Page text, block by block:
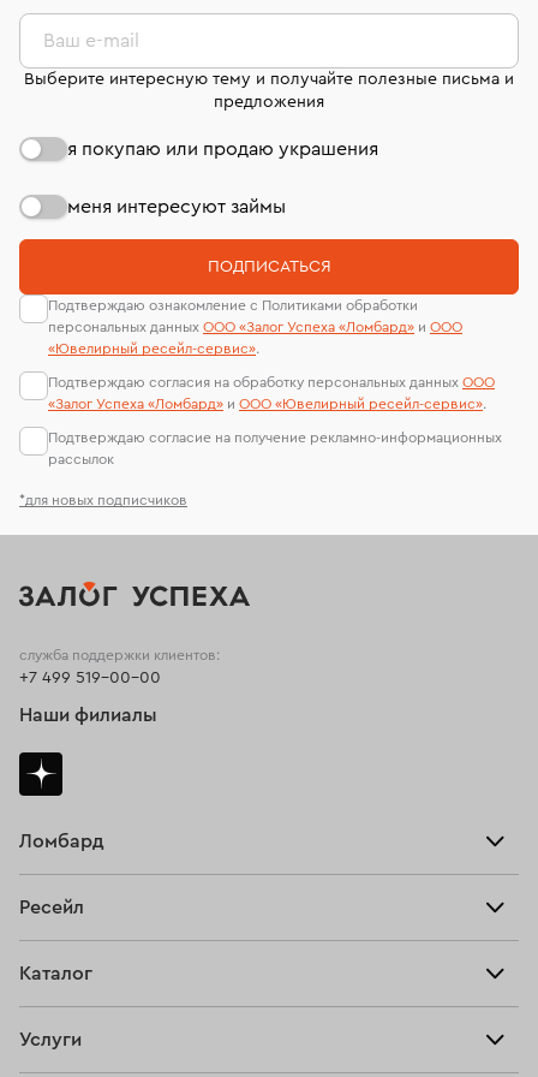
комиссионных украшений и часов смотрите на
странице«Возврат украшений»
лабораторий
*для новых подписчиков
Ваш e-mail
Выберите интересную тему и получайте полезные письма и
предложения
я покупаю или продаю украшения
меня интересуют займы
ПОДПИСАТЬСЯ
Подтверждаю ознакомление с Политиками обработки
персональных данных ООО «Залог Успеха «Ломбард» и ООО
«Ювелирный ресейл-сервиc».
Подтверждаю согласия на обработку персональных данных ООО
«Залог Успеха «Ломбард» и ООО «Ювелирный ресейл-сервиc».
Подтверждаю согласие на получение рекламно-информационных
рассылок
Ломбард
Тарифы
Ресейл
Купить
Каталог
Услуги
служба поддержки клиентов:
+7 499 519-00-00
Наши филиалы